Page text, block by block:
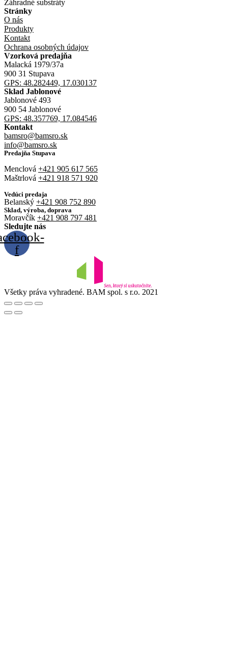
Záhradné substráty
Stránky
O nás
Produkty
Kontakt
Ochrana osobných údajov
Vzorková predajňa
Malacká 1979/37a
900 31 Stupava
GPS: 48.282449, 17.030137
Sklad Jablonové
Jablonové 493
900 54 Jablonové
GPS: 48.357769, 17.084546
Kontakt
bamsro@bamsro.sk
info@bamsro.sk
Predajňa Stupava
Menclová +421 905 617 565
Maštrlová +421 918 571 920
Vedúci predaja
Belanský +421 908 752 890
Sklad, výroba, doprava
Moravčík +421 908 797 481
Sledujte nás
f
Všetky práva vyhradené. BAM spol. s r.o. 2021